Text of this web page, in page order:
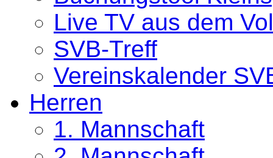
Live TV aus dem
SVB-Treff
Vereinskalender
Herren
1. Mannschaft